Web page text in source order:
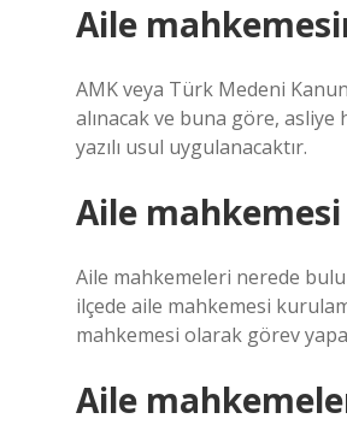
Aile
AMK veya Türk Medeni
alınacak ve buna göre,
yazılı usul uygulanacaktır.
Aile
Aile mahkemeleri nerede
ilçede aile mahkemesi
mahkemesi olarak görev
Aile